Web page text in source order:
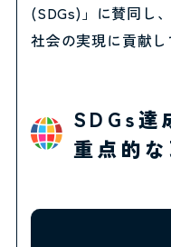
(SDGs)」に賛同し
社会の実現に貢献し
SDGs達
重点的